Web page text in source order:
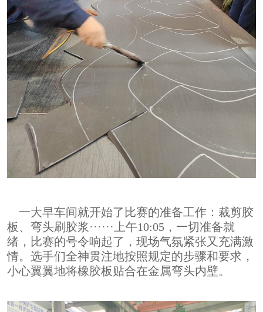
一大早车间就开始了比赛的准备工作：裁剪胶
板、弯头刷胶浆······上午10:05，一切准备就
绪，比赛的号令响起了，现场气氛紧张又充满激
情。选手们全神贯注地按照规定的步骤和要求，
小心翼翼地将橡胶板贴合在金属弯头内壁。